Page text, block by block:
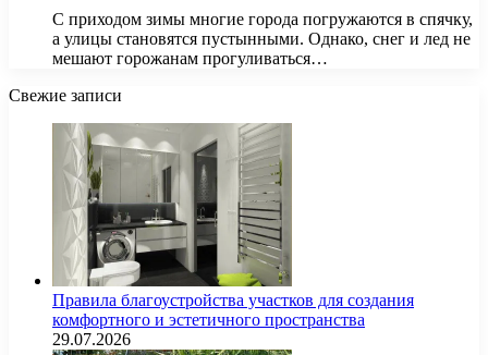
С приходом зимы многие города погружаются в спячку,
а улицы становятся пустынными. Однако, снег и лед не
мешают горожанам прогуливаться…
Свежие записи
Правила благоустройства участков для создания
комфортного и эстетичного пространства
29.07.2026